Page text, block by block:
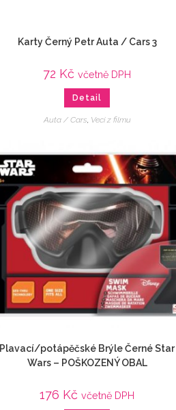
Karty Černý Petr Auta / Cars 3
72 Kč včetně DPH
Detail
Auta / Cars Veci z filmu
Plavací/potápěčské Brýle Černé Star
Wars – POŠKOZENÝ OBAL
176 Kč včetně DPH